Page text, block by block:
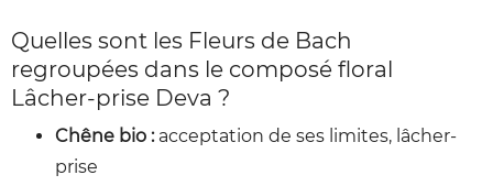
Quelles sont les Fleurs de Bach
regroupées dans le composé floral
Lâcher-prise Deva ?
Chêne bio : acceptation de ses limites, lâcher-
prise